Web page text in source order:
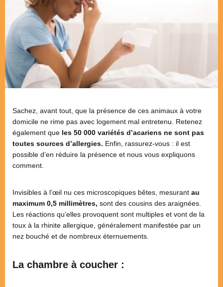
Sachez, avant tout, que la présence de ces animaux à votre
domicile ne rime pas avec logement mal entretenu. Retenez
également que les 50 000 variétés d’acariens ne sont pas
toutes sources d’allergies. Enfin, rassurez-vous : il est
possible d’en réduire la présence et nous vous expliquons
comment.
Invisibles à l’œil nu ces microscopiques bêtes, mesurant au
maximum 0,5 millimètres, sont des cousins des araignées.
Les réactions qu’elles provoquent sont multiples et vont de la
toux à la rhinite allergique, généralement manifestée par un
nez bouché et de nombreux éternuements.
La chambre à coucher :